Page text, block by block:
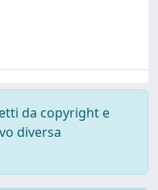
da copyright e
diversa